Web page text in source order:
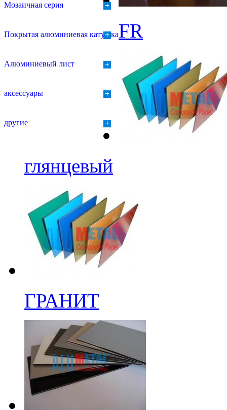
Мозаичная серия +
Покрытая алюминиевая катушка
+
Алюминиевый лист +
аксессуары +
другие +
FR
глянцевый
ГРАНИТ